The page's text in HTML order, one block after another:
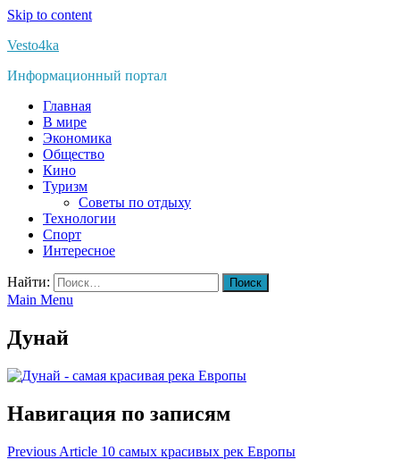
Skip to content
Vesto4ka
Информационный портал
Главная
В мире
Экономика
Общество
Кино
Туризм
Советы по отдыху
Технологии
Спорт
Интересное
Найти:
Main Menu
Дунай
Навигация по записям
Previous Article 10 самых красивых рек Европы